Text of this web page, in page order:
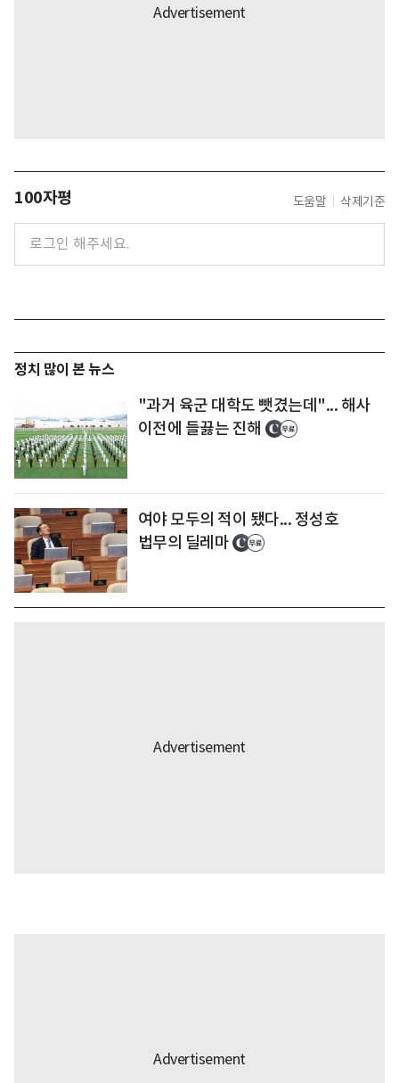
100자평 도움말 삭제기준
정치 많이 본 뉴스
"과거 육군 대학도 뺏겼는데"... 해사
이전에 들끓는 진해
여야 모두의 적이 됐다... 정성호
법무의 딜레마